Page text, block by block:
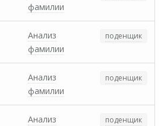
фамилии
Анализ
фамилии
поденщик
Анализ
фамилии
поденщик
Анализ
поденщик